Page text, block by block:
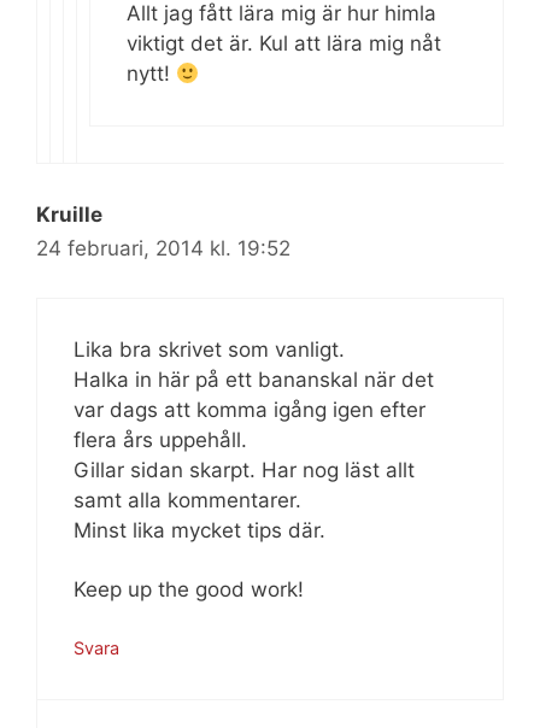
Allt jag fått lära mig är hur himla
viktigt det är. Kul att lära mig nåt
nytt!
Kruille
24 februari, 2014 kl. 19:52
Lika bra skrivet som vanligt.
Halka in här på ett bananskal när det
var dags att komma igång igen efter
flera års uppehåll.
Gillar sidan skarpt. Har nog läst allt
samt alla kommentarer.
Minst lika mycket tips där.
Keep up the good work!
Svara